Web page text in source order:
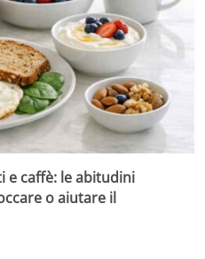
e caffè: le abitudini
o aiutare il